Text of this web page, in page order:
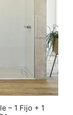
– 1 Fijo + 1